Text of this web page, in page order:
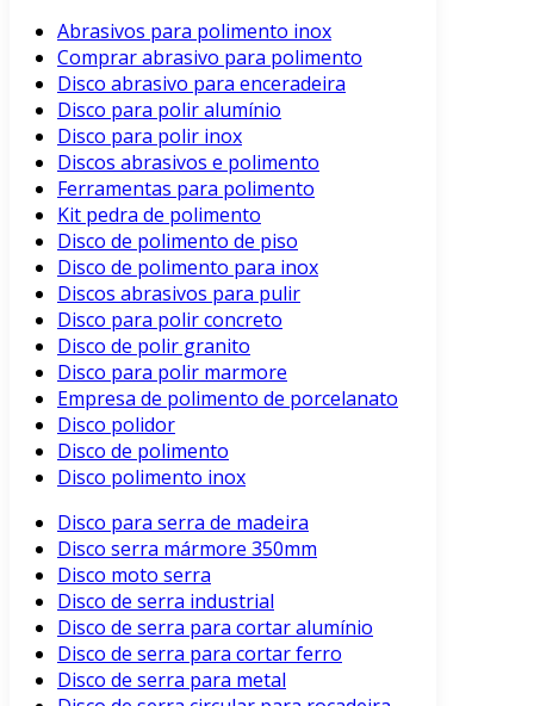
Abrasivos para polimento inox
Comprar abrasivo para polimento
Disco abrasivo para enceradeira
Disco para polir alumínio
Disco para polir inox
Discos abrasivos e polimento
Ferramentas para polimento
Kit pedra de polimento
Disco de polimento de piso
Disco de polimento para inox
Discos abrasivos para pulir
Disco para polir concreto
Disco de polir granito
Disco para polir marmore
Empresa de polimento de porcelanato
Disco polidor
Disco de polimento
Disco polimento inox
Disco para serra de madeira
Disco serra mármore 350mm
Disco moto serra
Disco de serra industrial
Disco de serra para cortar alumínio
Disco de serra para cortar ferro
Disco de serra para metal